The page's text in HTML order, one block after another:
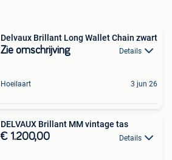
Delvaux Brillant Long Wallet Chain zwart
Zie omschrijving Details
Hoeilaart 3 jun 26
DELVAUX Brillant MM vintage tas
€ 1.200,00 Details